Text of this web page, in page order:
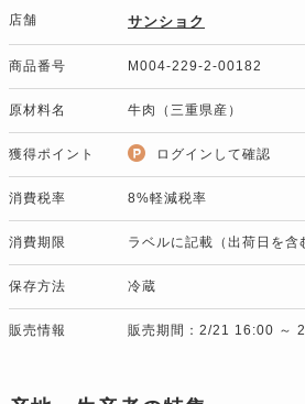
店舗 サンショク
商品番号 M004-229-2-00182
原材料名 牛肉（三重県産）
獲得ポイント ログインして確認
消費税率 8%軽減税率
消費期限 ラベルに記載（出荷日を含
保存方法 冷蔵
販売情報 販売期間：2/21 16:00 ～